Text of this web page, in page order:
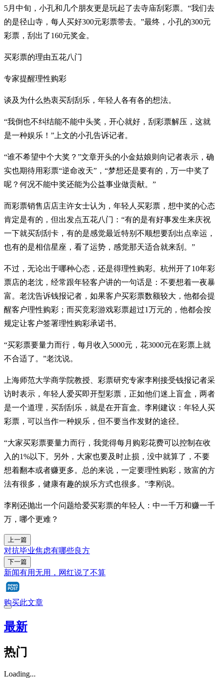
5月中旬，小孔和几个朋友更是玩起了去寺庙刮彩票。“我们去
的是径山寺，每人买好300元彩票带去。”最终，小孔的300元
彩票，刮出了160元奖金。
买彩票的理由五花八门
专家提醒理性购彩
谈及为什么热衷买刮刮乐，年轻人各有各的想法。
“我倒也不纠结能不能中头奖，开心就好，刮彩票解压，这就
是一种娱乐！”上文的小孔告诉记者。
“谁不希望中个大奖？”文章开头的小金姑娘则向记者表示，确
实也期待用彩票“逆命改天”，“梦想还是要有的，万一中奖了
呢？何况不能中奖还能为公益事业做贡献。”
而彩票销售店店主许女士认为，年轻人买彩票，想中奖的心态
肯定是有的，但出发点五花八门：“有的是有好事发生来庆祝
一下就买刮刮卡，有的是感觉最近特别不顺想要刮出点幸运，
也有的是相信星座，看了运势，感觉那天适合就来刮。”
不过，无论出于哪种心态，还是得理性购彩。杭州开了10年彩
票店的老沈，经常跟年轻客户讲的一句话是：不要想着一夜暴
富。老沈告诉钱报记者，如果客户买彩票数额较大，他都会提
醒客户理性购彩；而买竞彩游戏彩票超过1万元的，他都会按
规定让客户签署理性购彩承诺书。
“买彩票要量力而行，每月收入5000元，花3000元在彩票上就
不合适了。”老沈说。
上海师范大学商学院教授、彩票研究专家李刚接受钱报记者采
访时表示，年轻人爱买即开型彩票，正如他们迷上盲盒，两者
是一个道理，买刮刮乐，就是在开盲盒。李刚建议：年轻人买
彩票，可以当作一种娱乐，但不要当作发财的途径。
“大家买彩票要量力而行，我觉得每月购彩花费可以控制在收
入的1%以下。另外，大家也要及时止损，没中就算了，不要
想着翻本或者赚更多。总的来说，一定要理性购彩，致富的方
法有很多，健康有趣的娱乐方式也很多。”李刚说。
李刚还抛出一个问题给爱买彩票的年轻人：中一千万和赚一千
万，哪个更难？
上一篇
对抗毕业焦虑有哪些良方
下一篇
新闻有用无用，网红说了不算
购买此文章
最新
热门
Loading...